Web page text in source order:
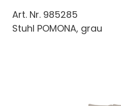
Art. Nr. 985285
Stuhl POMONA, grau